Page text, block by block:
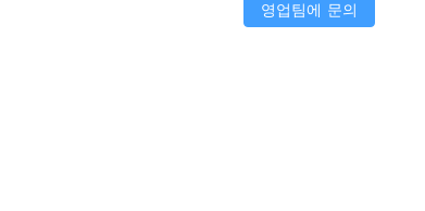
영업팀에 문의